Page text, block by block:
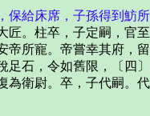
給床席，子孫得到魴所
柱卒，子定嗣，官至
寵。帝嘗幸其府，
石，令如舊限，〔
衛尉。卒，子代嗣。